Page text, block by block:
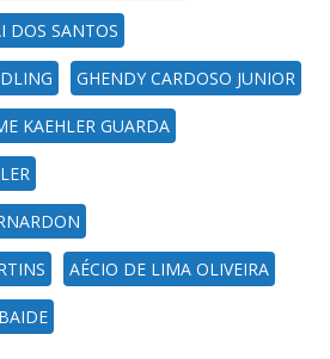
DOS SANTOS
GHENDY CARDOSO JUNIOR
KAEHLER GUARDA
AÉCIO DE LIMA OLIVEIRA